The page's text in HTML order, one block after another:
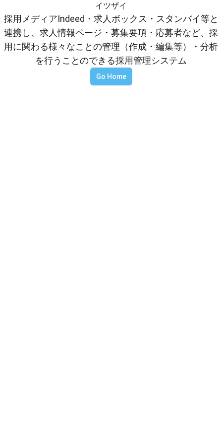
イツザイ
採用メディアIndeed・求人ボックス・スタンバイ等と
連携し、求人情報ページ・募集要項・応募者など、採
用に関わる様々なことの管理（作成・編集等）・分析
を行うことのできる採用管理システム
Go Home